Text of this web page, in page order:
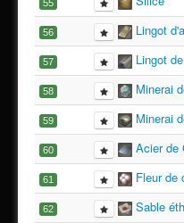
55
56 Lingot
57 Lingot
58 Minerai
59 Minerai
60 Acier de
61 Fleur de
62 Sable